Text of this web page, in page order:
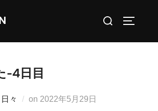
検
対
-4日目
日々 on 投
2022年5月29日